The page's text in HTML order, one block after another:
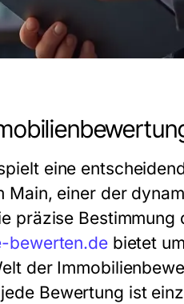
eine
Main, einer der
präzise
bewerten.debietet
der
Bewertung ist